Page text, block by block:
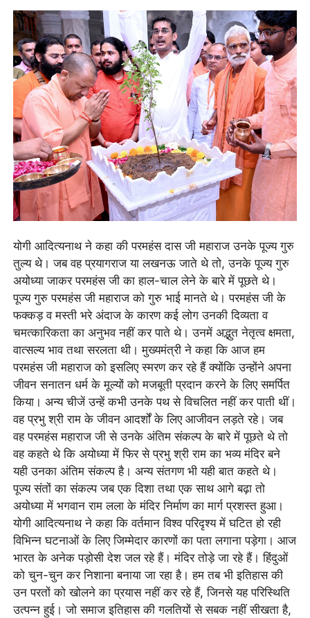
योगी आदित्यनाथ ने कहा की परमहंस दास जी महाराज उनके पूज्य गुरु
तुल्य थे। जब वह प्रयागराज या लखनऊ जाते थे तो, उनके पूज्य गुरु
अयोध्या जाकर परमहंस जी का हाल-चाल लेने के बारे में पूछते थे।
पूज्य गुरु परमहंस जी महाराज को गुरु भाई मानते थे। परमहंस जी के
फक्कड़ व मस्ती भरे अंदाज के कारण कई लोग उनकी दिव्यता व
चमत्कारिकता का अनुभव नहीं कर पाते थे। उनमें अद्भुत नेतृत्व क्षमता,
वात्सल्य भाव तथा सरलता थी। मुख्यमंत्री ने कहा कि आज हम
परमहंस जी महाराज को इसलिए स्मरण कर रहे हैं क्योंकि उन्होंने अपना
जीवन सनातन धर्म के मूल्यों को मजबूती प्रदान करने के लिए समर्पित
किया। अन्य चीजें उन्हें कभी उनके पथ से विचलित नहीं कर पाती थीं।
वह प्रभु श्री राम के जीवन आदर्शों के लिए आजीवन लड़ते रहे। जब
वह परमहंस महाराज जी से उनके अंतिम संकल्प के बारे में पूछते थे तो
वह कहते थे कि अयोध्या में फिर से प्रभु श्री राम का भव्य मंदिर बने
यही उनका अंतिम संकल्प है। अन्य संतगण भी यही बात कहते थे।
पूज्य संतों का संकल्प जब एक दिशा तथा एक साथ आगे बढ़ा तो
अयोध्या में भगवान राम लला के मंदिर निर्माण का मार्ग प्रशस्त हुआ।
योगी आदित्यनाथ ने कहा कि वर्तमान विश्व परिदृश्य में घटित हो रही
विभिन्न घटनाओं के लिए जिम्मेदार कारणों का पता लगाना पड़ेगा। आज
भारत के अनेक पड़ोसी देश जल रहे हैं। मंदिर तोड़े जा रहे हैं। हिंदुओं
को चुन-चुन कर निशाना बनाया जा रहा है। हम तब भी इतिहास की
उन परतों को खोलने का प्रयास नहीं कर रहे हैं, जिनसे यह परिस्थिति
उत्पन्न हुई। जो समाज इतिहास की गलतियों से सबक नहीं सीखता है,